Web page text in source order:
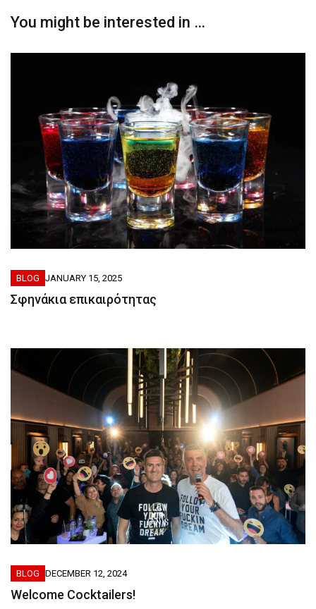
You might be interested in …
BLOG JANUARY 15, 2025
Σφηνάκια επικαιρότητας
BLOG DECEMBER 12, 2024
Welcome Cocktailers!